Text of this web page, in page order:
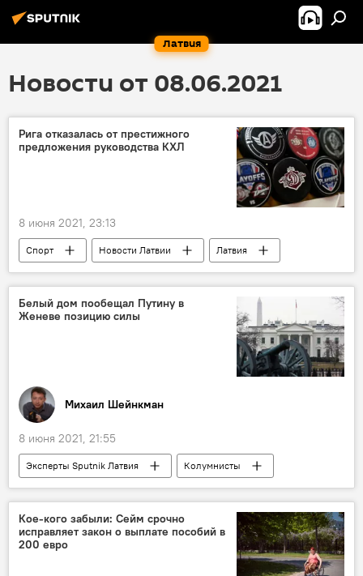
Латвия
Новости от 08.06.2021
Рига отказалась от престижного
предложения руководства КХЛ
8 июня 2021, 23:13
Спорт Новости Латвии
Латвия
Рига
Динамо Рига КХЛ
Белый дом пообещал Путину в
Женеве позицию силы
Михаил Шейнкман
8 июня 2021, 21:55
Эксперты Sputnik Латвия
Колумнисты
Россия
США
политика
Владимир Путин
президент
Джо Байден
встреча
Кое-кого забыли: Сейм срочно
исправляет закон о выплате пособий в
200 евро